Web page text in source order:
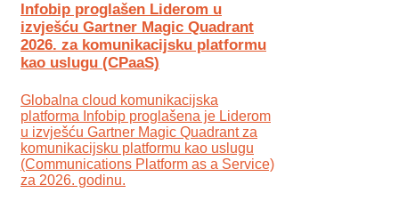
Infobip proglašen Liderom u
izvješću Gartner Magic Quadrant
2026. za komunikacijsku platformu
kao uslugu (CPaaS)
Globalna cloud komunikacijska
platforma Infobip proglašena je Liderom
u izvješću Gartner Magic Quadrant za
komunikacijsku platformu kao uslugu
(Communications Platform as a Service)
za 2026. godinu.